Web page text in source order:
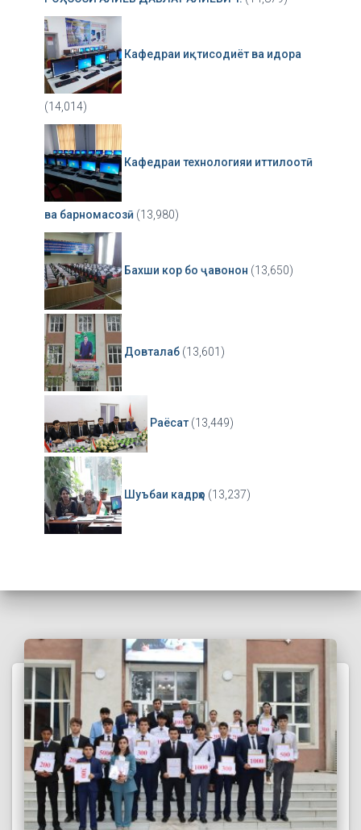
Кафедраи иқтисодиёт ва идора
(14,014)
Кафедраи технологияи иттилоотӣ
ва барномасозӣ (13,980)
Бахши кор бо ҷавонон (13,650)
Довталаб (13,601)
Раёсат (13,449)
Шуъбаи кадрҳо (13,237)